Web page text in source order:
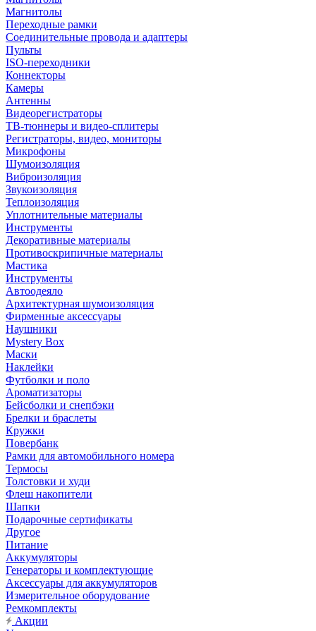
Магнитолы
Переходные рамки
Соединительные провода и адаптеры
Пульты
ISO-переходники
Коннекторы
Камеры
Антенны
Видеорегистраторы
ТВ-тюннеры и видео-сплитеры
Регистраторы, видео, мониторы
Микрофоны
Шумоизоляция
Виброизоляция
Звукоизоляция
Теплоизоляция
Уплотнительные материалы
Инструменты
Декоративные материалы
Противоскрипичные материалы
Мастика
Инструменты
Автоодеяло
Архитектурная шумоизоляция
Фирменные аксессуары
Наушники
Mystery Box
Маски
Наклейки
Футболки и поло
Ароматизаторы
Бейсболки и снепбэки
Брелки и браслеты
Кружки
Повербанк
Рамки для автомобильного номера
Термосы
Толстовки и худи
Флеш накопители
Шапки
Подарочные сертификаты
Другое
Питание
Аккумуляторы
Генераторы и комплектующие
Аксессуары для аккумуляторов
Измерительное оборудование
Ремкомплекты
Акции